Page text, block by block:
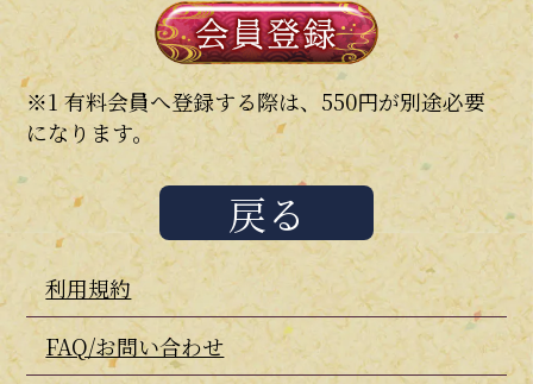
※1 有料会員へ登録する際は、550円が別途必要
になります。
戻る
利用規約
FAQ/お問い合わせ